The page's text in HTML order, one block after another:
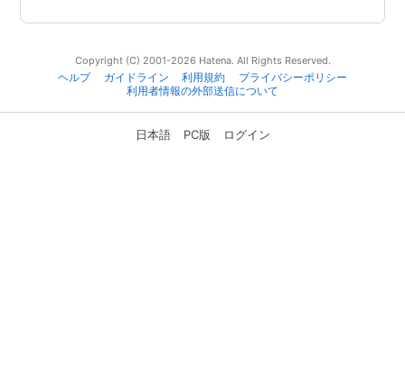
Copyright (C) 2001-2026 Hatena. All Rights Reserved.
ヘルプ
ガイドライン 利用規約
プライバシーポリシー
利用者情報の外部送信について
日本語 PC版 ログイン